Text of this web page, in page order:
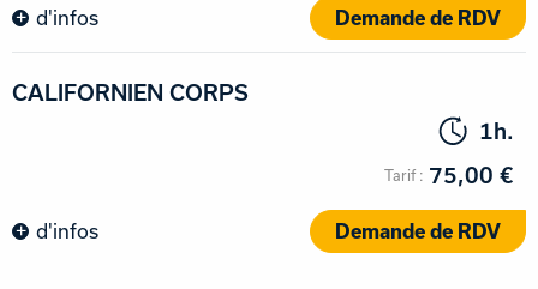
d'infos Demande de RDV
CALIFORNIEN CORPS
1h.
75,00 €
d'infos Demande de RDV